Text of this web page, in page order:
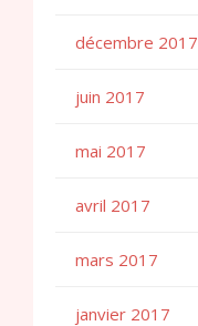
décembre 2017
juin 2017
mai 2017
avril 2017
mars 2017
janvier 2017